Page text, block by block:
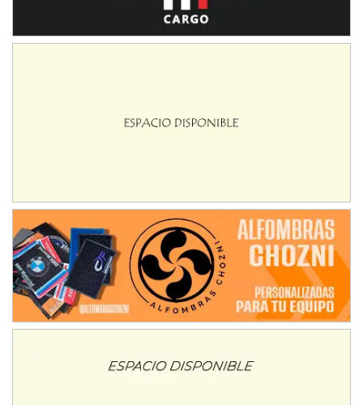
Avellaneda (Santa Fe)